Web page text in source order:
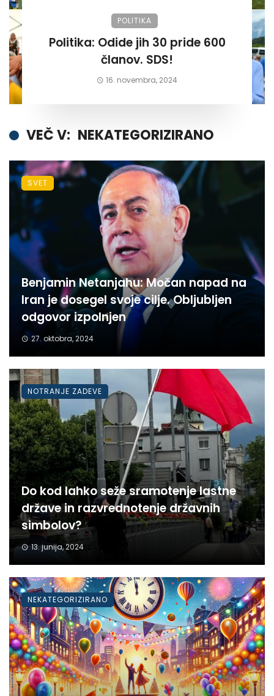
POLITIKA
Politika: Odide jih 30 pride 600
članov. SDS!
16. novembra, 2024
VEČ V: NEKATEGORIZIRANO
Benjamin Netanjahu: Močan napad na
Iran je dosegel svoje cilje. Obljubljen
odgovor izpolnjen
27. oktobra, 2024
SVET
Do kod lahko seže sramotenje lastne
države in razvrednotenje državnih
simbolov?
13. junija, 2024
NOTRANJE ZADEVE
NEKATEGORIZIRANO